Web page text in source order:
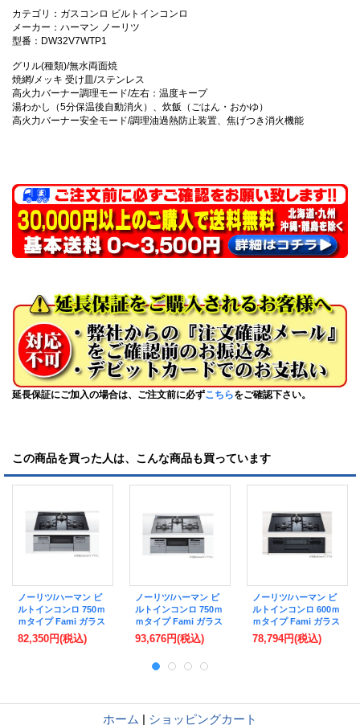
カテゴリ：ガスコンロ ビルトインコンロ
メーカー：ハーマン ノーリツ
型番：DW32V7WTP1
グリル(種類)/無水両面焼
焼網/メッキ 受け皿/ステンレス
高火力バーナー調理モード/左右：温度キープ
湯わかし（5分保温後自動消火）、炊飯（ごはん・おかゆ）
高火力バーナー安全モード/調理油過熱防止装置、焦げつき消火機能
延長保証にご加入の場合は、ご注文前に必ずこちらをご確認下さい。
この商品を買った人は、こんな商品も買っています
ノーリツ/ハーマン ビ
ルトインコンロ 750ｍ
ｍタイプ Fami ガラス
トップ 無水両面焼き
[DW32V7WTP1SV プ
82,350円(税込)
ノーリツ/ハーマン ビ
ルトインコンロ 750ｍ
ｍタイプ Fami ガラス
トップ 無水両面焼き
[DW32V7WTP2SV プ
93,676円(税込)
ノーリツ/ハーマン ビ
ルトインコンロ 600ｍ
ｍタイプ Fami ガラス
トップ 無水両面焼き
[DW32V6WTP1 プロ
78,794円(税込)
ホーム | ショッピングカート